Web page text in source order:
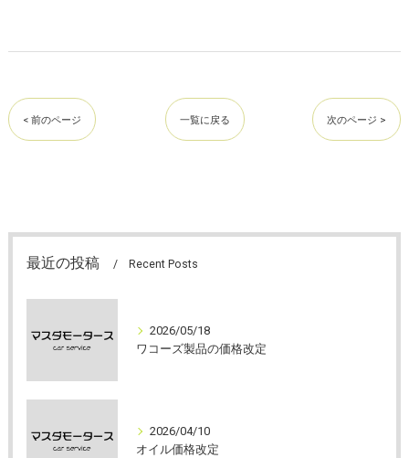
< 前のページ 一覧に戻る 次のページ >
最近の投稿 Recent Posts
2026/05/18
ワコーズ製品の価格改定
2026/04/10
オイル価格改定